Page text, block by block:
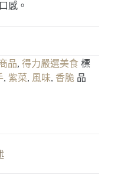
感。
品, 得力嚴選美食 標
, 紫菜, 風味, 香脆 品